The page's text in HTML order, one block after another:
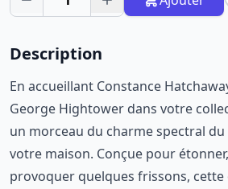
Description
En accueillant Constance
George Hightower dans votre
un morceau du charme spectral
votre maison. Conçue pour
provoquer quelques frissons,